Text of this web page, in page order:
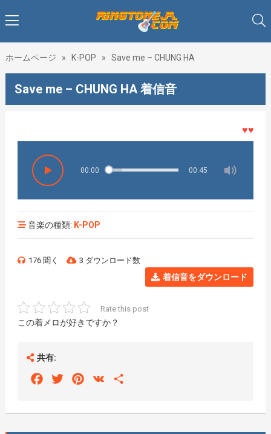
ホームページ » K-POP » Save me – CHUNG HA
Save me – CHUNG HA 着信音
♥♥♥着
00:00 00:45
音楽の種類: K-POP
176 聞く 3 ダウンロード数
着信音をダウンロード
Rate this post
この着メロが好きですか？
共有:
FacebookTwitterPinterest
VK